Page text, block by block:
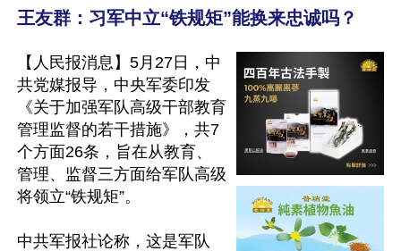
王友群：习军中立“铁规矩”能换来忠诚吗？
【人民报消息】5月27日，中
共党媒报导，中央军委印发
《关于加强军队高级干部教育
管理监督的若干措施》，共7
个方面26条，旨在从教育、
管理、监督三方面给军队高级
将领立“铁规矩”。
中共军报社论称，这是军队